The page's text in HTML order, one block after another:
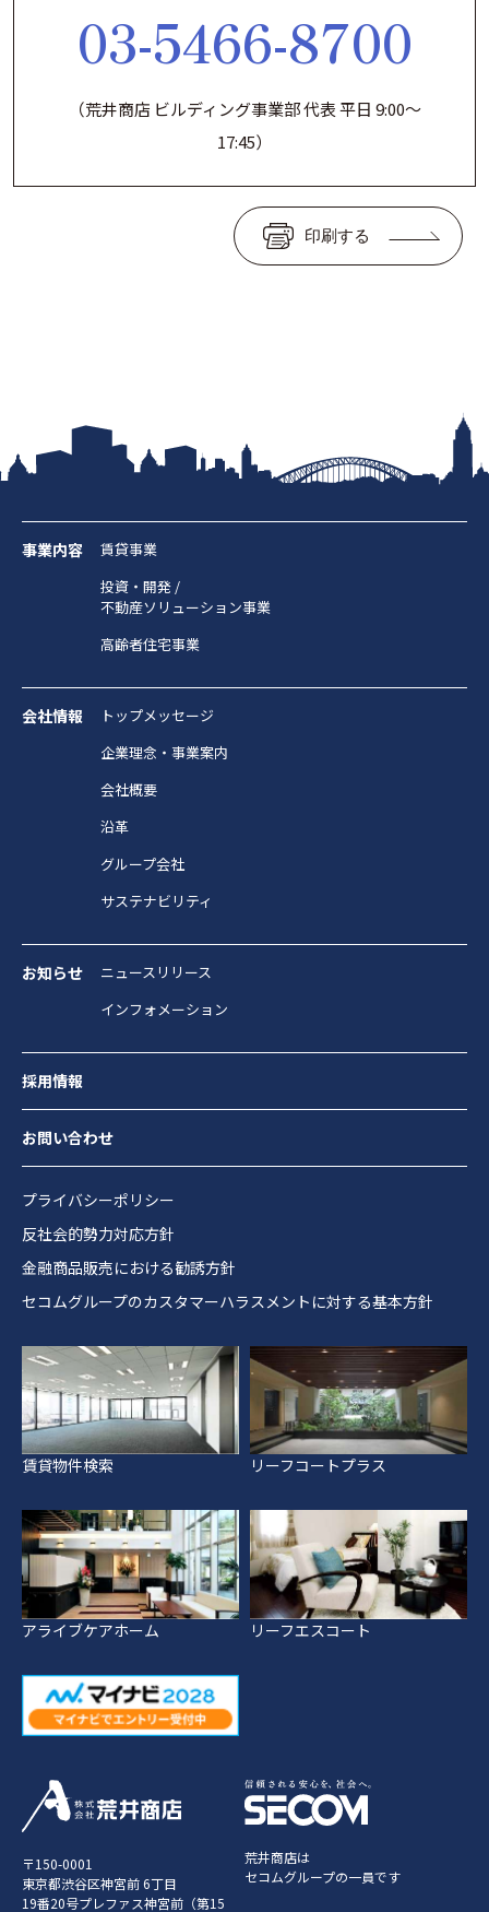
03-5466-8700
（荒井商店 ビルディング事業部 代表 平日 9:00～
17:45）
印刷する
事業内容
賃貸事業
投資・開発 /
不動産ソリューション事業
高齢者住宅事業
会社情報
トップメッセージ
企業理念・事業案内
会社概要
沿革
グループ会社
サステナビリティ
お知らせ
ニュースリリース
インフォメーション
採用情報
お問い合わせ
プライバシーポリシー
反社会的勢力対応方針
金融商品販売における勧誘方針
セコムグループのカスタマーハラスメントに対する基本方針
賃貸物件検索 リーフコートプラス
アライブケアホーム リーフエスコート
〒150-0001
東京都渋谷区神宮前 6丁目
19番20号プレファス神宮前（第15
荒井商店は
セコムグループの一員です